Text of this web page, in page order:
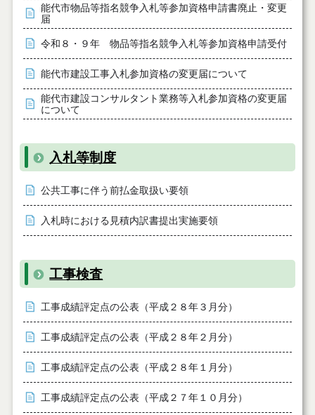
能代市物品等指名競争入札等参加資格申請書廃止・変更
届
令和８・９年 物品等指名競争入札等参加資格申請受付
能代市建設工事入札参加資格の変更届について
能代市建設コンサルタント業務等入札参加資格の変更届
について
入札等制度
公共工事に伴う前払金取扱い要領
入札時における見積内訳書提出実施要領
工事検査
工事成績評定点の公表（平成２８年３月分）
工事成績評定点の公表（平成２８年２月分）
工事成績評定点の公表（平成２８年１月分）
工事成績評定点の公表（平成２７年１０月分）